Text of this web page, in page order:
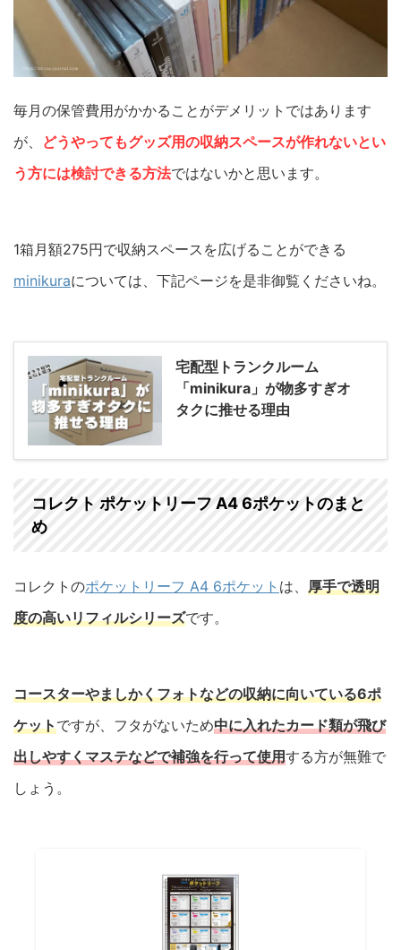
毎月の保管費用がかかることがデメリットではあります
が、 どうやってもグッズ用の収納スペースが作れないとい
う方には検討できる方法ではないかと思います。
1箱月額275円で収納スペースを広げることができる
minikuraについては、下記ページを是非御覧くださいね。
宅配型トランクルーム
「minikura」が物多すぎオ
タクに推せる理由
コレクト ポケットリーフ A4 6ポケットのまと
め
コレクトのポケットリーフ A4 6ポケット は、 厚手で透明
度の高いリフィルシリーズです。
コースターやましかくフォトなどの収納に向いている6ポ
ケットですが、フタがないため中に入れたカード類が飛び
出しやすくマステなどで補強を行って使用する方が無難で
しょう。